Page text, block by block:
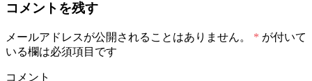
コメントを残す
メールアドレスが公開されることはありません。 * が付いて
いる欄は必須項目です
コメント